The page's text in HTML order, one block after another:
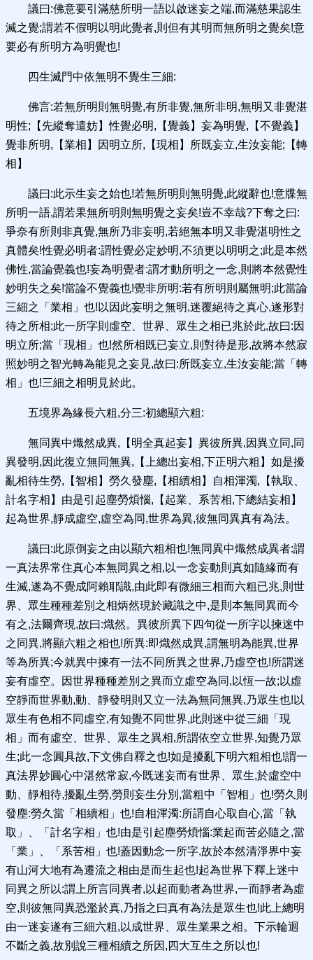
議曰:佛意要引滿慈所明一語以啟迷妄之端,而滿慈果認生
滅之覺;謂若不假明以明此覺者,則但有其明而無所明之覺矣!意
要必有所明方為明覺也!
四生滅門中依無明不覺生三細:
佛言:若無所明則無明覺,有所非覺,無所非明,無明又非覺湛
明性;【先縱奪遣妨】性覺必明,【覺義】妄為明覺,【不覺義】
覺非所明,【業相】因明立所,【現相】所既妄立,生汝妄能;【轉
相】
議曰:此示生妄之始也!若無所明則無明覺,此縱辭也!意牒無
所明一語,謂若果無所明則無明覺之妄矣!豈不幸哉?下奪之曰:
爭奈有所則非真覺,無所乃非妄明,若絕無本明又非覺湛明性之
真體矣!性覺必明者:謂性覺必定妙明,不須更以明明之;此是本然
佛性,當論覺義也!妄為明覺者:謂才動所明之一念,則將本然覺性
妙明失之矣!當論不覺義也!覺非所明:若有所明則屬無明;此當論
三細之「業相」也!以因此妄明之無明,迷覆絕待之真心,遂形對
待之所相;此一所字則虛空、世界、眾生之相已兆於此,故曰:因
明立所;當「現相」也!然所相既已妄立,則對待是形,故將本然寂
照妙明之智光轉為能見之妄見,故曰:所既妄立,生汝妄能;當「轉
相」也!三細之相明見於此。
五境界為緣長六粗,分三:初總顯六粗:
無同異中熾然成異,【明全真起妄】異彼所異,因異立同,同
異發明,因此復立無同無異,【上總出妄相,下正明六粗】如是擾
亂相待生勞,【智相】勞久發塵,【相續相】自相渾濁,【執取、
計名字相】由是引起塵勞煩惱,【起業、系苦相,下總結妄相】
起為世界,靜成虛空,虛空為同,世界為異,彼無同異真有為法。
議曰:此原倒妄之由以顯六粗相也!無同異中熾然成異者:謂
一真法界常住真心本無同異之相,以一念妄動則真如隨緣而有
生滅,遂為不覺成阿賴耶識,由此即有微細三相而六粗已兆,則世
界、眾生種種差別之相炳然現於藏識之中,是則本無同異而今
有之,法爾齊現,故曰:熾然。異彼所異下四句從一所字以揀迷中
之同異,將顯六粗之相也!所異:即熾然成異,謂無明為能異,世界
等為所異;今就異中揀有一法不同所異之世界,乃虛空也!所謂迷
妄有虛空。因世界種種差別之異而立虛空為同,以恆一故;以虛
空靜而世界動,動、靜發明則又立一法為無同無異,乃眾生也!以
眾生有色相不同虛空,有知覺不同世界,此則迷中從三細「現
相」而有虛空、世界、眾生之異相,所謂依空立世界,知覺乃眾
生;此一念圓具故,下文佛自釋之也!如是擾亂下明六粗相也!謂一
真法界妙圓心中湛然常寂,今既迷妄而有世界、眾生,於虛空中
動、靜相待,擾亂生勞,勞則妄生分別,當粗中「智相」也!勞久則
發塵:勞久當「相續相」也!自相渾濁:所謂自心取自心,當「執
取」、「計名字相」也!由是引起塵勞煩惱:業起而苦必隨之,當
「業」、「系苦相」也!蓋因動念一所字,故於本然清淨界中妄
有山河大地有為遷流之相由是而生起也!起為世界下釋上迷中
同異之所以:謂上所言同異者,以起而動者為世界,一而靜者為虛
空,則彼無同異恐濫於真,乃指之曰真有為法是眾生也!此上總明
由一迷妄遂有三細六粗,以成世界、眾生業果之相。下示輪迴
不斷之義,故別說三種相續之所因,四大互生之所以也!